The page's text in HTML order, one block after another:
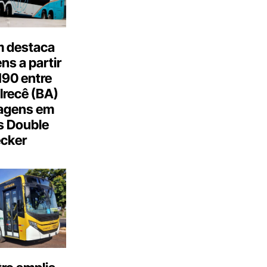
destaca
a partir
entre
(BA)
em
Double